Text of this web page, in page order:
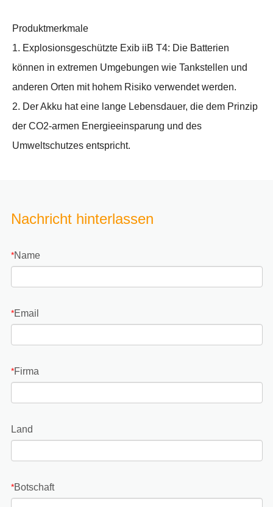
Produktmerkmale
1. Explosionsgeschützte Exib iiB T4: Die Batterien
können in extremen Umgebungen wie Tankstellen und
anderen Orten mit hohem Risiko verwendet werden.
2. Der Akku hat eine lange Lebensdauer, die dem Prinzip
der CO2-armen Energieeinsparung und des
Umweltschutzes entspricht.
Nachricht hinterlassen
*Name
*Email
*Firma
Land
*Botschaft